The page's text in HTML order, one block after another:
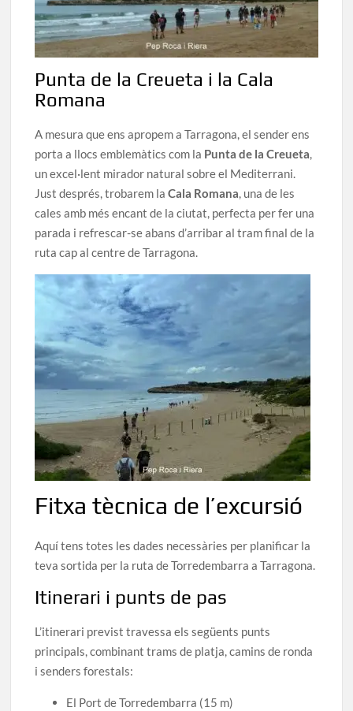
Punta de la Creueta i la Cala
Romana
A mesura que ens apropem a Tarragona, el sender ens
porta a llocs emblemàtics com la Punta de la Creueta,
un excel·lent mirador natural sobre el Mediterrani.
Just després, trobarem laCala Romana, una de les
cales amb més encant de la ciutat, perfecta per fer una
parada i refrescar-se abans d’arribar al tram final de la
ruta cap al centre de Tarragona.
Fitxa tècnica de l’excursió
Aquí tens totes les dades necessàries per planificar la
teva sortida per la ruta de Torredembarra a Tarragona.
Itinerari i punts de pas
L’itinerari previst travessa els següents punts
principals, combinant trams de platja, camins de ronda
i senders forestals:
El Port de Torredembarra (15 m)